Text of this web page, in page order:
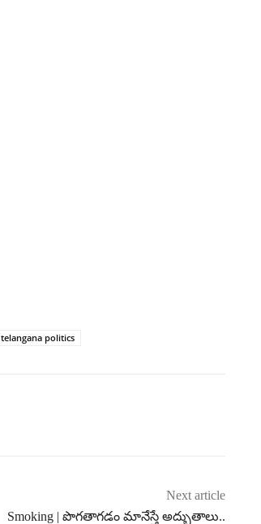
telangana politics
Next article
Smoking | పొగతాగడం మానేస్తే అద్భుతాలు..